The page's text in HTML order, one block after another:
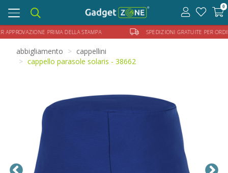
PRIMA DELLA STAMPA SPEDIZIONI GRATUITE PER
Toggle
navigation
0
abbigliamento
cappellini
cappello parasole solaris - 38662